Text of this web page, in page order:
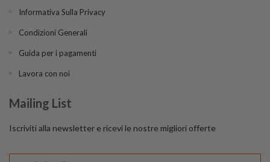
Informativa Sulla Privacy
Condizioni Generali
Guida per i pagamenti
Lavora con noi
Mailing List
Iscriviti alla newsletter e ricevi le nostre migliori offerte